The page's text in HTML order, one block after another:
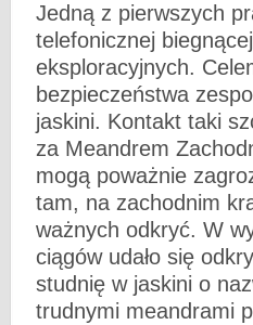
Jedną z pierwszych
telefonicznej
eksploracyjnych.
bezpieczeństwa
jaskini. Kontakt taki
za Meandrem
mogą poważnie
tam, na zachodnim
ważnych odkryć. W
ciągów udało się
studnię w jaskini o
trudnymi meandrami